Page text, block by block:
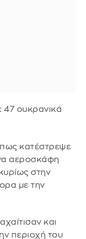
47 ουκρανικά
κατέστρεψε
αεροσκάφη
στην
με την
και
περιοχή του